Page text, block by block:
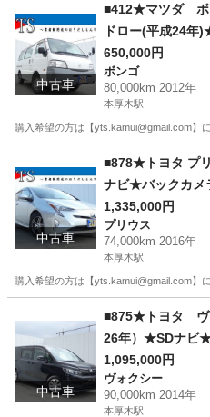
中古車
■412★マツダ ボ
ドロー(平成24年
ィオ★ 鉄チン★自
０％★車体だけ販
リモート商談で
650,000円
ボンゴ
80,000km 2012年
本厚木駅
購入希望の方は【yts.kamui@gmail.com
本厚木駅 ボン
中古車
■878★トヨタ プ
ナビ★バックカ
ライト★フォグ★
自社ローン★金利
販売できる★来店
1,335,000円
プリウス
74,000km 2016年
本厚木駅
購入希望の方は【yts.kamui@gmail.com
本厚木駅 プリ
中古車
■875★トヨタ ヴ
26年）★SDナビ
ローン★金利無し
できる★来店不要
★神奈川県厚木市
1,095,000円
ヴォクシー
90,000km 2014年
本厚木駅